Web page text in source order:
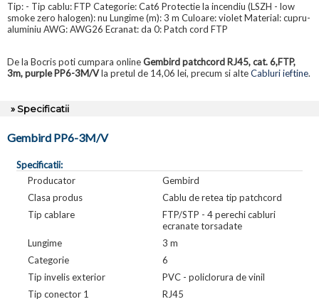
Tip: - Tip cablu: FTP Categorie: Cat6 Protectie la incendiu (LSZH - low
smoke zero halogen): nu Lungime (m): 3 m Culoare: violet Material: cupru-
aluminiu AWG: AWG26 Ecranat: da 0: Patch cord FTP
De la Bocris poti cumpara onlineGembird patchcord RJ45, cat. 6,FTP,
3m, purple PP6-3M/Vla pretul de 14,06 lei, precum si alteCabluri ieftine.
» Specificatii
Gembird PP6-3M/V
Specificatii:
Producator
Gembird
Clasa produs
Cablu de retea tip patchcord
Tip cablare
FTP/STP - 4 perechi cabluri
ecranate torsadate
Lungime
3 m
Categorie
6
Tip invelis exterior
PVC - policlorura de vinil
Tip conector 1
RJ45